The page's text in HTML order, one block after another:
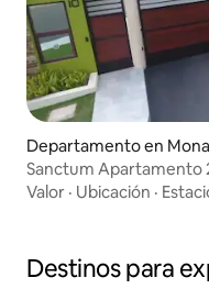
Departamento en
Valor · Ubicación ·
Destinos para